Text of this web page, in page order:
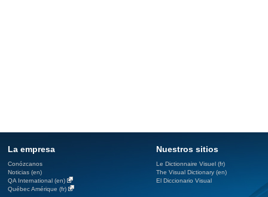
La empresa
Conózcanos
Noticias (en)
QA International (en)
Québec Amérique (fr)
Nuestros sitios
Le Dictionnaire Visuel (fr)
The Visual Dictionary (en)
El Diccionario Visual